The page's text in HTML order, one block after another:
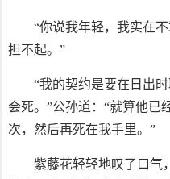
“你说我年轻，我实在
担不起。”
“我的契约是要在日出
会死。”公孙道：“就算他已
次，然后再死在我手里。”
紫藤花轻轻地叹了口气